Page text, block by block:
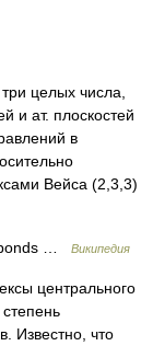
целых числа,
и ат. плоскостей
в
Вейса (2,3,3)
… Википедия
центрального
Известно, что